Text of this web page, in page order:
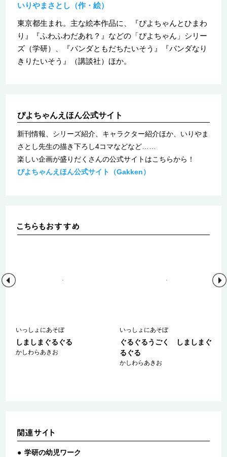
いりやまさとし（作・絵）
東京都生まれ。主な絵本作品に、『ぴよちゃんとひまわ
り』『ふわふわだあれ？』などの「ぴよちゃん」シリー
ズ（学研）、『パンダともだちたいそう』『パンダなり
きりたいそう』（講談社）ほか。
ぴよちゃんえほん公式サイト
新刊情報、シリーズ紹介、キャラクター紹介ほか、いりやま
さとし先生の描き下ろし4コマなどなど……
楽しい企画が盛りだくさんの公式サイトはこちらから！
ぴよちゃんえほん公式サイト（Gakken）
いっしょにあそぼ
しましまぐるぐる
かしわらあきお
いっしょにあそぼ
ぐるぐるうごく しましまぐ
るぐる
かしわらあきお
学研の幼児ワーク